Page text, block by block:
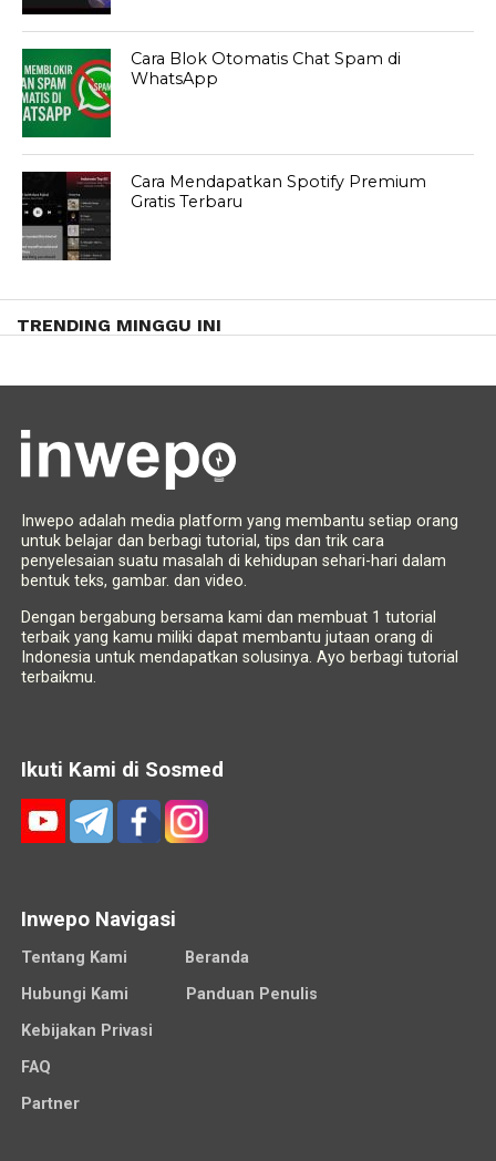
Cara Blok Otomatis Chat Spam di
WhatsApp
Cara Mendapatkan Spotify Premium
Gratis Terbaru
TRENDING MINGGU INI
Inwepo adalah media platform yang membantu setiap orang
untuk belajar dan berbagi tutorial, tips dan trik cara
penyelesaian suatu masalah di kehidupan sehari-hari dalam
bentuk teks, gambar. dan video.
Dengan bergabung bersama kami dan membuat 1 tutorial
terbaik yang kamu miliki dapat membantu jutaan orang di
Indonesia untuk mendapatkan solusinya. Ayo berbagi tutorial
terbaikmu.
Ikuti Kami di Sosmed
Inwepo Navigasi
Tentang Kami
Beranda
Hubungi Kami
Panduan Penulis
Kebijakan Privasi
FAQ
Partner